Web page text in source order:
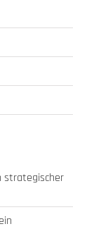
strategischer